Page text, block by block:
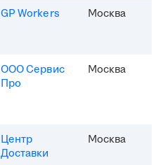
GP Workers Москва
ООО Сервис
Про
Москва
Центр
Доставки
Москва